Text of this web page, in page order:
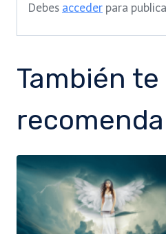
Debes acceder para
También te